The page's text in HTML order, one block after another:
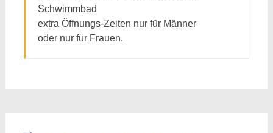
Schwimmbad
extra Öffnungs-Zeiten nur für Männer
oder nur für Frauen.